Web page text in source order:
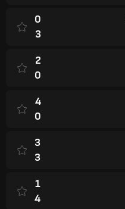
0
3
2
0
4
0
3
3
1
4